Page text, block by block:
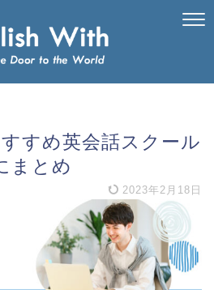
すめ英会話スクール
まとめ
2023年2月18日